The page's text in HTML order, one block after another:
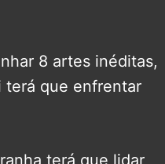
8 artes inéditas,
terá que enfrentar